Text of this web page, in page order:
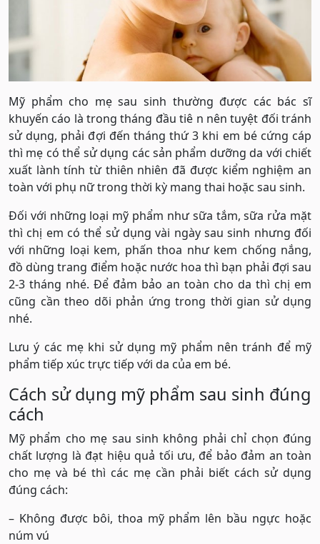
Mỹ phẩm cho mẹ sau sinh thường được các bác sĩ
khuyến cáo là trong tháng đầu tiê n nên tuyệt đối tránh
sử dụng, phải đợi đến tháng thứ 3 khi em bé cứng cáp
thì mẹ có thể sử dụng các sản phẩm dưỡng da với chiết
xuất lành tính từ thiên nhiên đã được kiểm nghiệm an
toàn với phụ nữ trong thời kỳ mang thai hoặc sau sinh.
Đối với những loại mỹ phẩm như sữa tắm, sữa rửa mặt
thì chị em có thể sử dụng vài ngày sau sinh nhưng đối
với những loại kem, phấn thoa như kem chống nắng,
đồ dùng trang điểm hoặc nước hoa thì bạn phải đợi sau
2-3 tháng nhé. Để đảm bảo an toàn cho da thì chị em
cũng cần theo dõi phản ứng trong thời gian sử dụng
nhé.
Lưu ý các mẹ khi sử dụng mỹ phẩm nên tránh để mỹ
phẩm tiếp xúc trực tiếp với da của em bé.
Cách sử dụng mỹ phẩm sau sinh đúng
cách
Mỹ phẩm cho mẹ sau sinh không phải chỉ chọn đúng
chất lượng là đạt hiệu quả tối ưu, để bảo đảm an toàn
cho mẹ và bé thì các mẹ cần phải biết cách sử dụng
đúng cách:
– Không được bôi, thoa mỹ phẩm lên bầu ngực hoặc
núm vú